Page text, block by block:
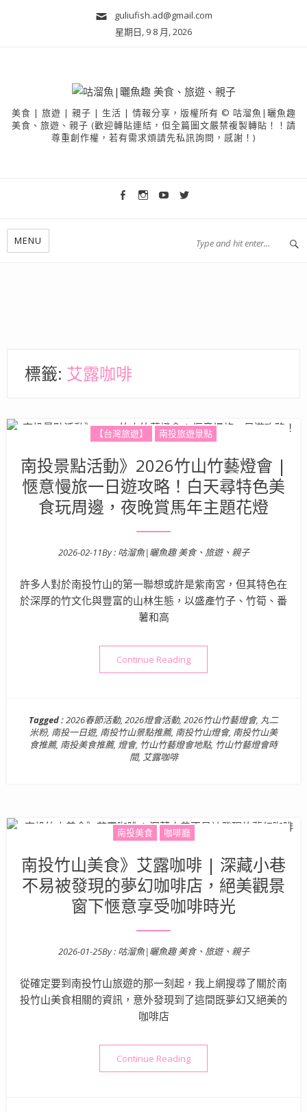
guliufish.ad@gmail.com
星期日, 9 8 月, 2026
美食 | 旅遊 | 親子 | 生活 | 情報分享，版權所有 © 咕溜魚|曬魚趣
美食、旅遊、親子 (歡迎轉貼連結，但全篇圖文嚴禁複製轉貼！！請
尊重創作權，若有需求煩請先私訊詢問，感謝！)
MENU
標籤: 艾露咖啡
【台灣旅遊】 南投旅遊景點
南投景點活動》2026竹山竹藝燈會 |
愜意慢旅一日遊攻略！白天尋特色美
食玩周邊，夜晚賞馬年主題花燈
Posted on
2026-02-11By : 咕溜魚|曬魚趣 美食、旅遊、親子
許多人對於南投竹山的第一聯想或許是紫南宮，但其特色在
於深厚的竹文化與豐富的山林生態，以盛產竹子、竹筍、番
薯和高
Continue Reading“南投景點活動》2026竹山
Tagged :2026春節活動, 2026燈會活動, 2026竹山竹藝燈會, 丸二
米粉, 南投一日遊, 南投竹山景點推薦, 南投竹山燈會, 南投竹山美
食推薦, 南投美食推薦, 燈會, 竹山竹藝燈會地點, 竹山竹藝燈會時
間, 艾露咖啡
南投美食 咖啡廳
南投竹山美食》艾露咖啡 | 深藏小巷
不易被發現的夢幻咖啡店，絕美觀景
窗下愜意享受咖啡時光
Posted on
2026-01-25By : 咕溜魚|曬魚趣 美食、旅遊、親子
從確定要到南投竹山旅遊的那一刻起，我上網搜尋了關於南
投竹山美食相關的資訊，意外發現到了這間既夢幻又絕美的
咖啡店
Continue Reading“南投竹山美食》艾露咖啡 |